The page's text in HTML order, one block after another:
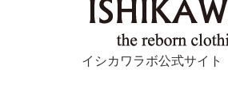
イシカワラボ公式サイト